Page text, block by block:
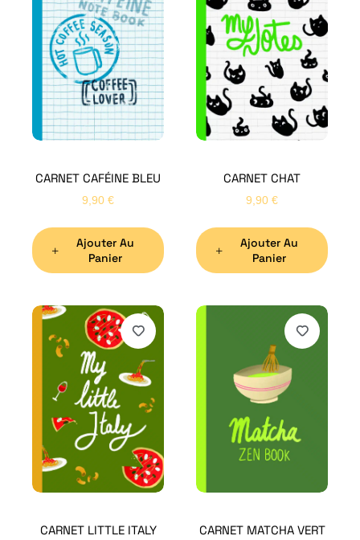
CARNET CAFÉINE BLEU
9,90 €
Ajouter Au
Panier
CARNET CHAT
9,90 €
Ajouter Au
Panier
CARNET LITTLE ITALY CARNET MATCHA VERT